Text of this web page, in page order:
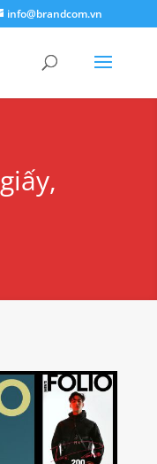
info@brandcom.vn